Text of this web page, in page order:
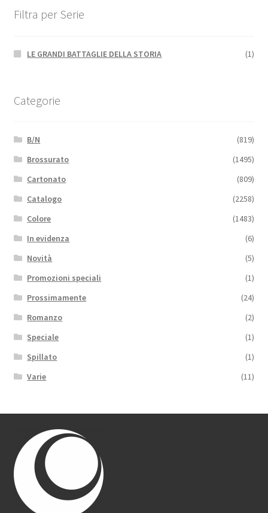
Filtra per Serie
LE GRANDI BATTAGLIE DELLA STORIA (1)
Categorie
B/N
(819)
Brossurato
(1495)
Cartonato
(809)
Catalogo
(2258)
Colore
(1483)
In evidenza
(6)
Novità
(5)
Promozioni speciali
(1)
Prossimamente
(24)
Romanzo
(2)
Speciale
(1)
Spillato
(1)
Varie
(11)